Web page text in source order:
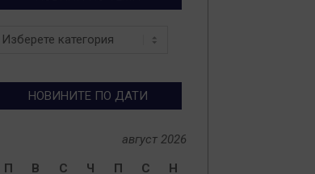
Новини
НОВИНИТЕ ПО ДАТИ
август 2026
П
В С Ч П С Н